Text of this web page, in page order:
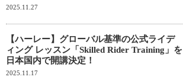
2025.11.27
【ハーレー】グローバル基準の公式ライデ
ィング レッスン「Skilled Rider Training」を
日本国内で開講決定！
2025.11.17